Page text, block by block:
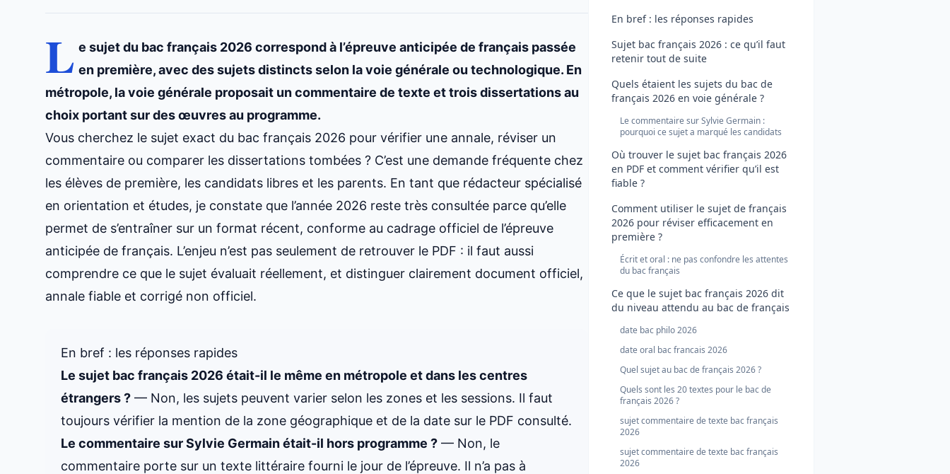
L e sujet du bac français 2026 correspond à l’épreuve anticipée de français passée
en première, avec des sujets distincts selon la voie générale ou technologique. En
métropole, la voie générale proposait un commentaire de texte et trois dissertations au
choix portant sur des œuvres au programme.
Vous cherchez le sujet exact du bac français 2026 pour vérifier une annale, réviser un
commentaire ou comparer les dissertations tombées ? C’est une demande fréquente chez
les élèves de première, les candidats libres et les parents. En tant que rédacteur spécialisé
en orientation et études, je constate que l’année 2026 reste très consultée parce qu’elle
permet de s’entraîner sur un format récent, conforme au cadrage officiel de l’épreuve
anticipée de français. L’enjeu n’est pas seulement de retrouver le PDF : il faut aussi
comprendre ce que le sujet évaluait réellement, et distinguer clairement document officiel,
annale fiable et corrigé non officiel.
En bref : les réponses rapides
Le sujet bac français 2026 était-il le même en métropole et dans les centres
étrangers ? — Non, les sujets peuvent varier selon les zones et les sessions. Il faut
toujours vérifier la mention de la zone géographique et de la date sur le PDF consulté.
Le commentaire sur Sylvie Germain était-il hors programme ? — Non, le
commentaire porte sur un texte littéraire fourni le jour de l’épreuve. Il n’a pas à
En bref : les réponses rapides
Sujet bac français 2026 : ce qu’il faut
retenir tout de suite
Quels étaient les sujets du bac de
français 2026 en voie générale ?
Le commentaire sur Sylvie Germain :
pourquoi ce sujet a marqué les candidats
Où trouver le sujet bac français 2026
en PDF et comment vérifier qu’il est
fiable ?
Comment utiliser le sujet de français
2026 pour réviser efficacement en
première ?
Écrit et oral : ne pas confondre les attentes
du bac français
Ce que le sujet bac français 2026 dit
du niveau attendu au bac de français
date bac philo 2026
date oral bac francais 2026
Quel sujet au bac de français 2026 ?
Quels sont les 20 textes pour le bac de
français 2026 ?
sujet commentaire de texte bac français
2026
sujet commentaire de texte bac français
2026